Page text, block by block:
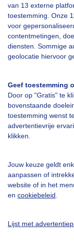
van 13 externe
toestemming. Onze
voor
contentmetingen,
diensten. Sommige
geolocatie hiervoor
Geef toestemming
Door op "Gratis" te
bovenstaande
toestemming wenst
advertentievrije
klikken.
Jouw keuze geldt
aanpassen of
website of in het
en cookiebeleid
Lijst met
Bedrijfsgegevens
Veelgestelde
Contact
Adverteren
Buienradar Team
Cookie beleid